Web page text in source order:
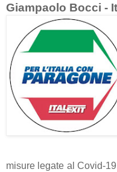
Giampaolo Bocci -
misure legate al Covid-